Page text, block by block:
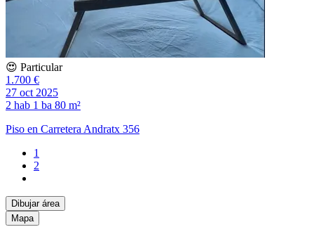
😍 Particular
1.700 €
27 oct 2025
2 hab 1 ba 80 m²
Piso en Carretera Andratx 356
1
2
Dibujar área
Mapa